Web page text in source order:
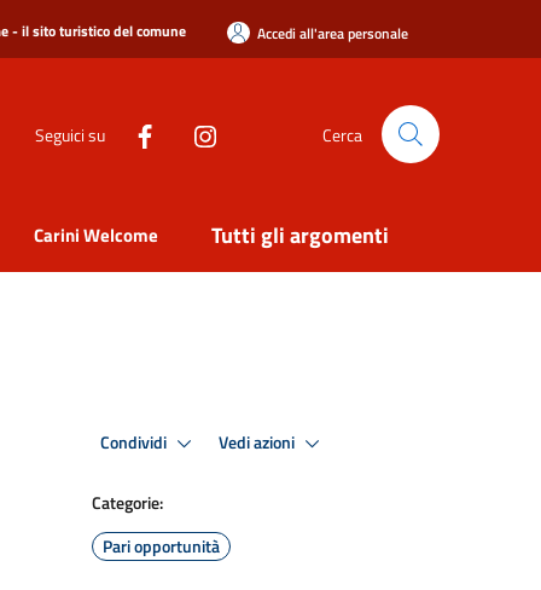
- il sito turistico del comune Accedi all'area personale
Seguici su Cerca
Carini Welcome Tutti gli argomenti
Condividi Vedi azioni
Categorie:
Pari opportunità